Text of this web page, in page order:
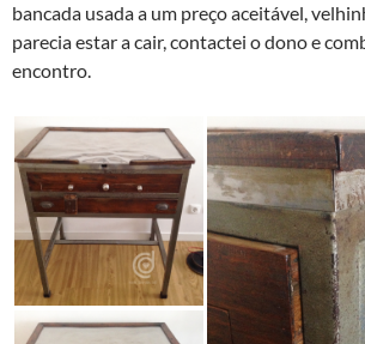
bancada usada a um preço aceitável,
parecia estar a cair, contactei o dono e
encontro.